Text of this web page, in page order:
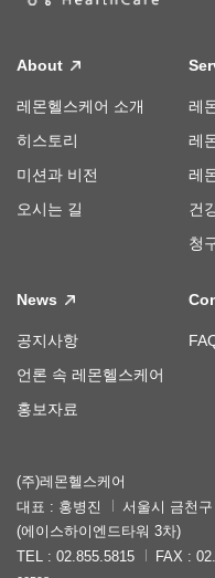
About
레몬헬스케어 소개
히스토리
미션과 비전
오시는 길
레
레
레
건
청
News
공지사항
언론 속 레몬헬스케어
홍보자료
(주)레몬헬스케어
대표 : 홍병진
서울시 금천
(에이스하이엔드타워 3차)
TEL : 02.855.5815
FAX :